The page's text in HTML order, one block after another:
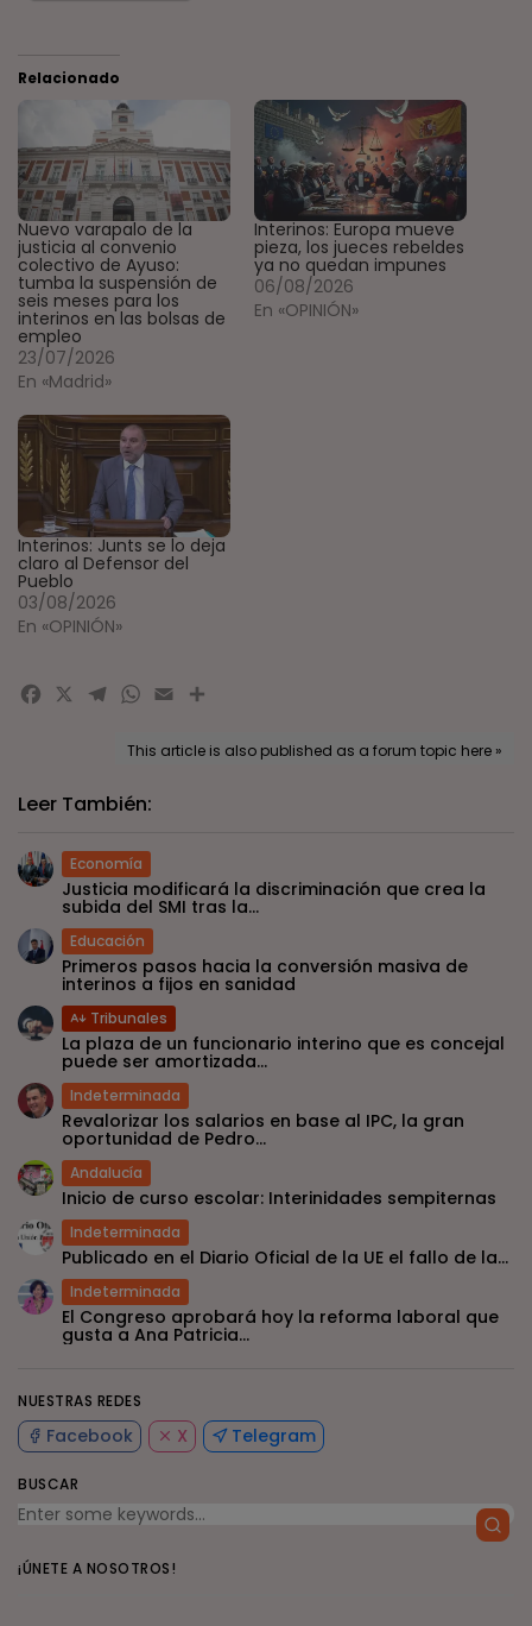
NUESTRAS REDES
Facebook X Telegram
BUSCAR
¡ÚNETE A NOSOTROS!
Relacionado
Nuevo varapalo de la
justicia al convenio
colectivo de Ayuso:
tumba la suspensión de
seis meses para los
interinos en las bolsas de
empleo
23/07/2026
En «Madrid»
Interinos: Europa mueve
pieza, los jueces rebeldes
ya no quedan impunes
06/08/2026
En «OPINIÓN»
Interinos: Junts se lo deja
claro al Defensor del
Pueblo
03/08/2026
En «OPINIÓN»
Facebook
X Telegram
WhatsApp
EmailCompartir
This article is also published as a forum topic here »
Leer También:
Economía
Justicia modificará la discriminación que crea la
subida del SMI tras la...
Educación
Primeros pasos hacia la conversión masiva de
interinos a fijos en sanidad
Tribunales
La plaza de un funcionario interino que es concejal
puede ser amortizada...
Indeterminada
Revalorizar los salarios en base al IPC, la gran
oportunidad de Pedro...
Andalucía
Inicio de curso escolar: Interinidades sempiternas
Indeterminada
Publicado en el Diario Oficial de la UE el fallo de la...
Indeterminada
El Congreso aprobará hoy la reforma laboral que
gusta a Ana Patricia...